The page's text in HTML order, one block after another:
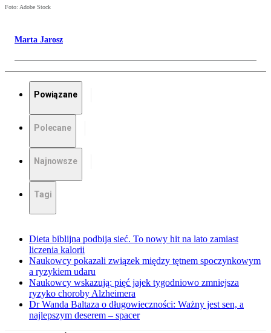
Foto: Adobe Stock
Marta Jarosz
Powiązane
Polecane
Najnowsze
Tagi
Dieta biblijna podbija sieć. To nowy hit na lato zamiast
liczenia kalorii
Naukowcy pokazali związek między tętnem spoczynkowym
a ryzykiem udaru
Naukowcy wskazują: pięć jajek tygodniowo zmniejsza
ryzyko choroby Alzheimera
Dr Wanda Baltaza o długowieczności: Ważny jest sen, a
najlepszym deserem – spacer